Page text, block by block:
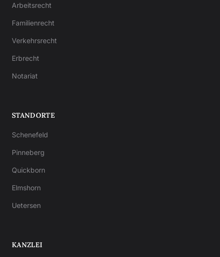
Arbeitsrecht
Familienrecht
Verkehrsrecht
Erbrecht
Notariat
STANDORTE
Schenefeld
Pinneberg
Quickborn
Elmshorn
Uetersen
KANZLEI